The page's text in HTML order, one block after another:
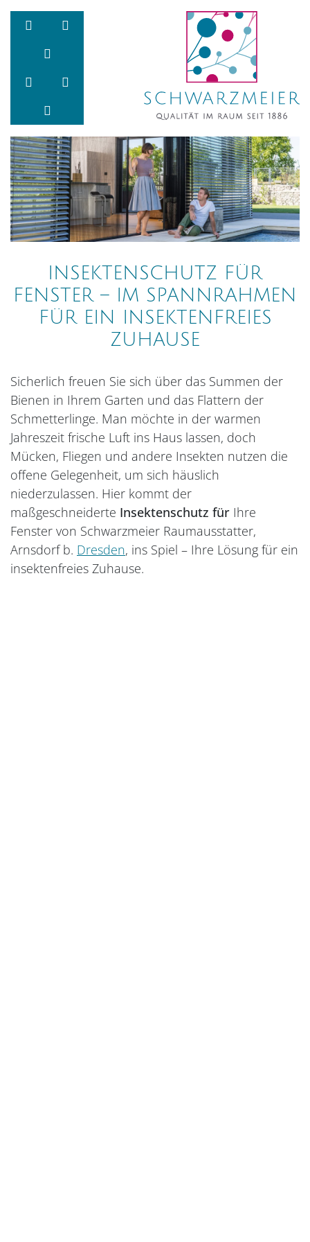
Zum Inhalt springen
Zur Navigation springen
Zum Fußbereich und Kontakt springen
INSEKTENSCHUTZ FÜR
FENSTER – IM SPANNRAHMEN
FÜR EIN INSEKTENFREIES
ZUHAUSE
Sicherlich freuen Sie sich über das Summen der
Bienen in Ihrem Garten und das Flattern der
Schmetterlinge. Man möchte in der warmen
Jahreszeit frische Luft ins Haus lassen, doch
Mücken, Fliegen und andere Insekten nutzen die
offene Gelegenheit, um sich häuslich
niederzulassen. Hier kommt der
maßgeschneiderte Insektenschutz für Ihre
Fenster von Schwarzmeier Raumausstatter,
Arnsdorf b. Dresden, ins Spiel – Ihre Lösung für ein
insektenfreies Zuhause.